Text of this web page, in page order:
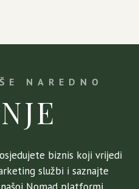
NAREDNO
biznis koji vrijedi
službi i saznajte